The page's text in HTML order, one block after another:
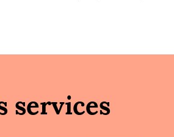
services